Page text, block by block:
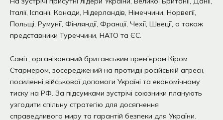
Італії, Іспанії, Канади, Нідерландів, Німеччини, Норвегії,
Польщі, Румунії, Фінляндії, Франції, Чехії, Швеції, а також
представники Туреччини, НАТО та ЄС.
Саміт, організований британським прем’єром Кіром
Стармером, зосереджений на протидії російській агресії,
посиленні військової допомоги Україні та економічному
тиску на РФ. За підсумками зустрічі союзники планують
узгодити спільну стратегію для досягнення
справедливого миру та гарантій безпеки для України.